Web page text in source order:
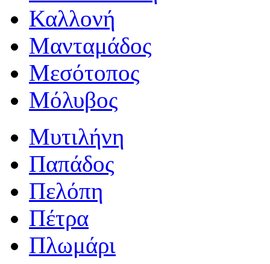
Καλλονή
Μανταμάδος
Μεσότοπος
Μόλυβος
Μυτιλήνη
Παπάδος
Πελόπη
Πέτρα
Πλωμάρι